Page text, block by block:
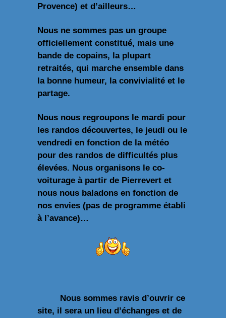
Provence) et d’ailleurs…
Nous ne sommes pas un groupe
officiellement constitué, mais une
bande de copains, la plupart
retraités, qui marche ensemble dans
la bonne humeur, la convivialité et le
partage.
Nous nous regroupons le mardi pour
les randos découvertes, le jeudi ou le
vendredi en fonction de la météo
pour des randos de difficultés plus
élevées. Nous organisons le co-
voiturage à partir de Pierrevert et
nous nous baladons en fonction de
nos envies (pas de programme établi
à l’avance)…
Nous sommes ravis d’ouvrir ce
site, il sera un lieu d’échanges et de